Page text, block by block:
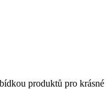
produktů pro